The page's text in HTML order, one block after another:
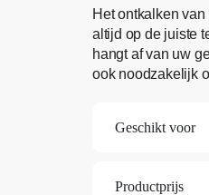
Het ontkalken
altijd op de juiste
hangt af van uw
ook noodzakelijk
Geschikt voor
Productprijs